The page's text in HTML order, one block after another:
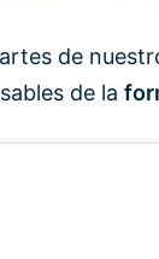
de
de la